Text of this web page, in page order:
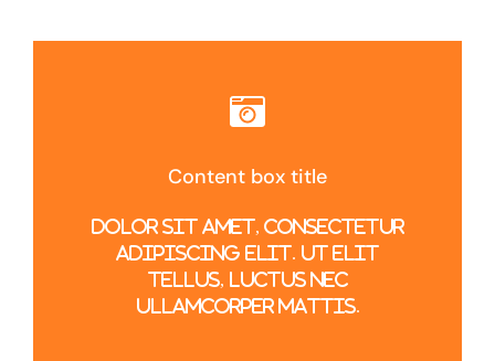
Content box title
Dolor sit amet, consectetur
adipiscing elit. Ut elit
tellus, luctus nec
ullamcorper mattis.